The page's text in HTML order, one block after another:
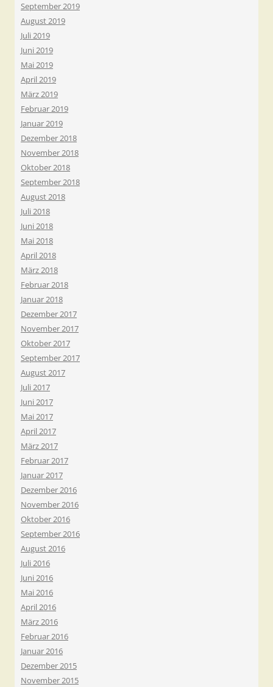
September 2019
August 2019
Juli 2019
Juni 2019
Mai 2019
April 2019
März 2019
Februar 2019
Januar 2019
Dezember 2018
November 2018
Oktober 2018
September 2018
August 2018
Juli 2018
Juni 2018
Mai 2018
April 2018
März 2018
Februar 2018
Januar 2018
Dezember 2017
November 2017
Oktober 2017
September 2017
August 2017
Juli 2017
Juni 2017
Mai 2017
April 2017
März 2017
Februar 2017
Januar 2017
Dezember 2016
November 2016
Oktober 2016
September 2016
August 2016
Juli 2016
Juni 2016
Mai 2016
April 2016
März 2016
Februar 2016
Januar 2016
Dezember 2015
November 2015